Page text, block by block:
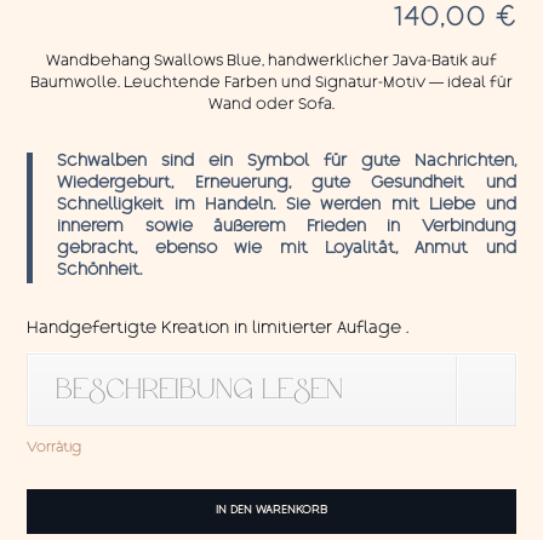
140,00 €
Wandbehang Swallows Blue, handwerklicher Java-Batik auf
Baumwolle. Leuchtende Farben und Signatur-Motiv — ideal für
Wand oder Sofa.
Schwalben sind ein Symbol für gute Nachrichten,
Wiedergeburt, Erneuerung, gute Gesundheit und
Schnelligkeit im Handeln. Sie werden mit Liebe und
innerem sowie äußerem Frieden in Verbindung
gebracht, ebenso wie mit Loyalität, Anmut und
Schönheit.
Handgefertigte Kreation in limitierter Auflage .
BESCHREIBUNG LESEN
Vorrätig
IN DEN WARENKORB